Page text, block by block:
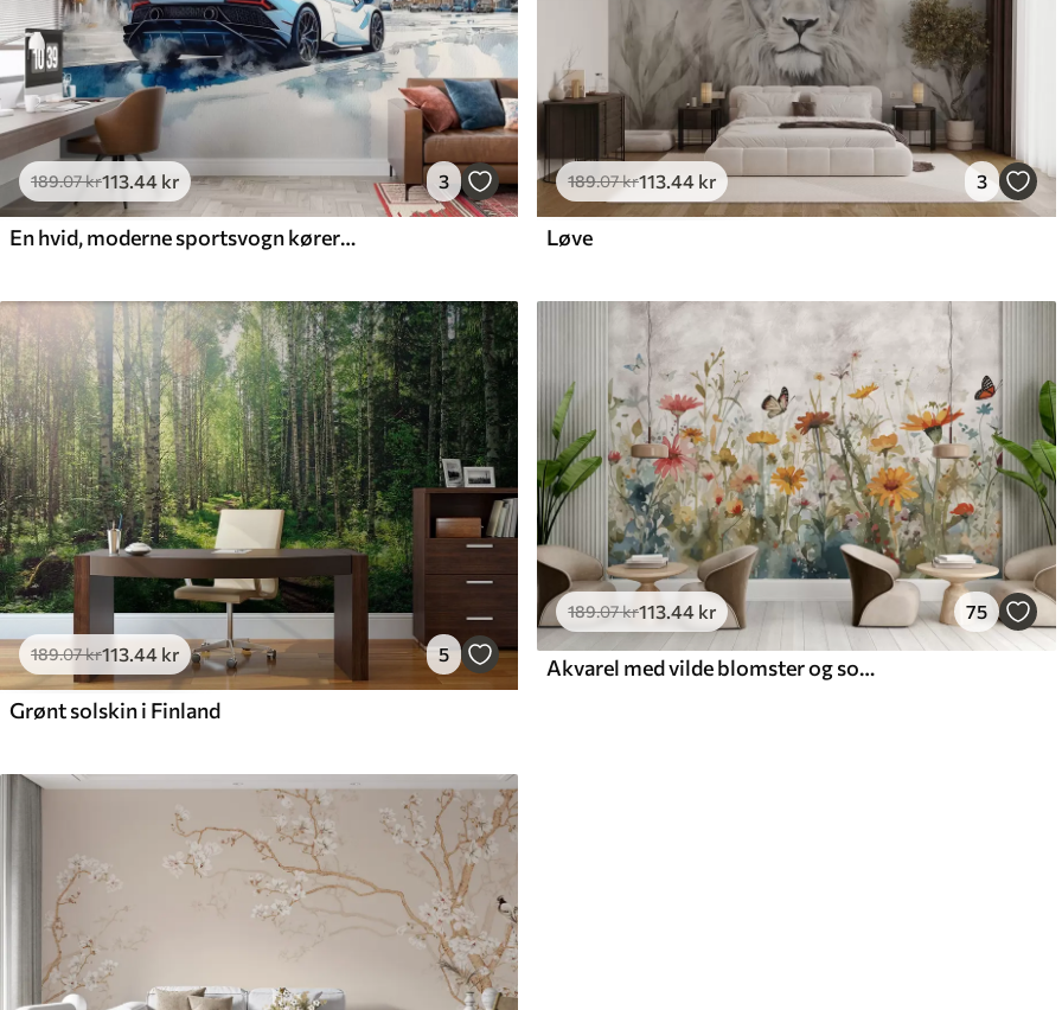
189.07kr113.44 kr 3
En hvid, moderne sportsvogn kører om kap på en baggrund af palmer og skyskrabere i fri akvarelteknik
189.07kr113.44 kr 3
Løve
189.07kr113.44 kr 5
Grønt solskin i Finland
189.07kr113 .44 kr 75
Akvarel med vilde blomster og sommerfugle